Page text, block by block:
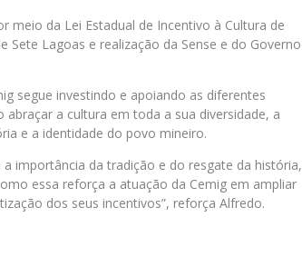
meio da Lei Estadual de Incentivo à Cultura de
Sete Lagoas e realização da Sense e do Governo
segue investindo e apoiando as diferentes
a cultura em toda a sua diversidade, a
e a identidade do povo mineiro.
importância da tradição e do resgate da história,
essa reforça a atuação da Cemig em ampliar
dos seus incentivos”, reforça Alfredo.